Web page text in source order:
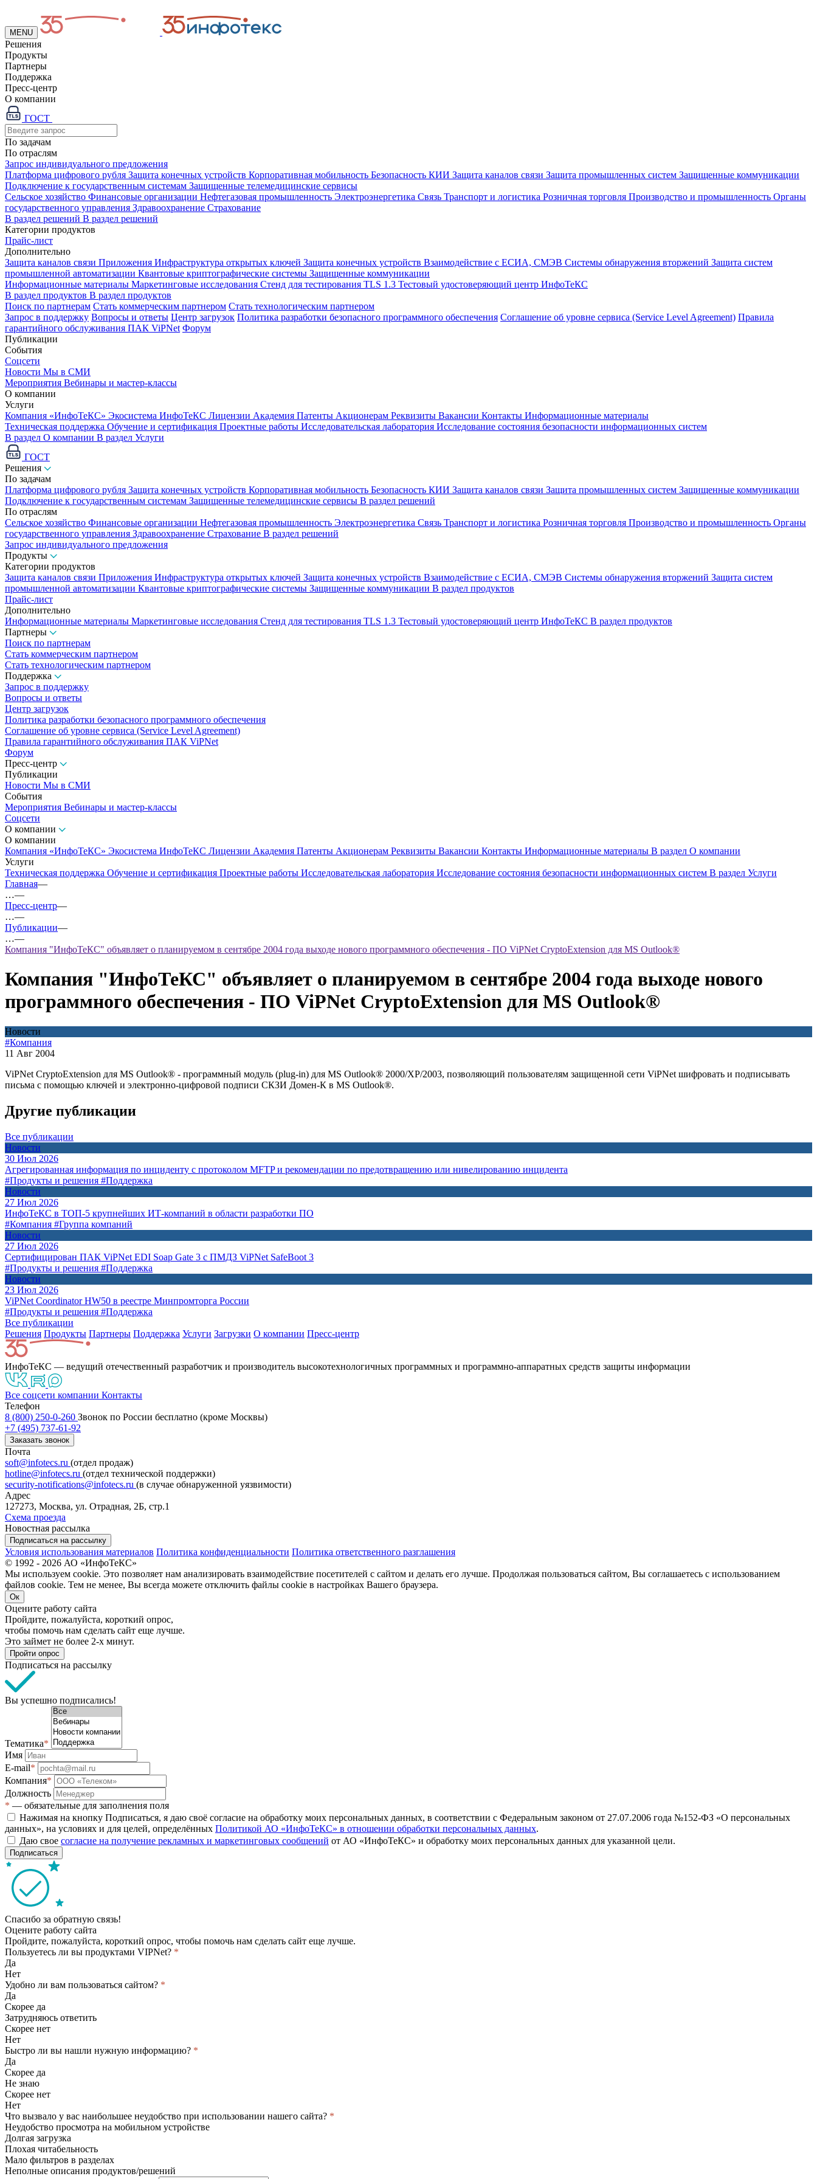
MENU
Решения
Продукты
Партнеры
Поддержка
Пресс-центр
О компании
ГОСТ
По задачам
По отраслям
Запрос индивидуального предложения
Платформа цифрового рубля Защита конечных устройств Корпоративная мобильность Безопасность КИИ Защита каналов связи Защита промышленных систем Защищенные коммуникации
Подключение к государственным системам Защищенные телемедицинские сервисы
Сельское хозяйство Финансовые организации Нефтегазовая промышленность Электроэнергетика Связь Транспорт и логистика Розничная торговля Производство и промышленность Органы
государственного управления Здравоохранение Страхование
В раздел решений В раздел решений
Категории продуктов
Прайс-лист
Дополнительно
Защита каналов связи Приложения Инфраструктура открытых ключей Защита конечных устройств Взаимодействие с ЕСИА, СМЭВ Системы обнаружения вторжений Защита систем
промышленной автоматизации Квантовые криптографические системы Защищенные коммуникации
Информационные материалы Маркетинговые исследования Стенд для тестирования TLS 1.3 Тестовый удостоверяющий центр ИнфоТеКС
В раздел продуктов В раздел продуктов
Поиск по партнерам Стать коммерческим партнером Стать технологическим партнером
Запрос в поддержку Вопросы и ответы Центр загрузок Политика разработки безопасного программного обеспечения Соглашение об уровне сервиса (Service Level Agreement) Правила
гарантийного обслуживания ПАК ViPNet Форум
Публикации
События
Соцсети
Новости Мы в СМИ
Мероприятия Вебинары и мастер-классы
О компании
Услуги
Компания «ИнфоТеКС» Экосистема ИнфоТеКС Лицензии Академия Патенты Акционерам Реквизиты Вакансии Контакты Информационные материалы
Техническая поддержка Обучение и сертификация Проектные работы Исследовательская лаборатория Исследование состояния безопасности информационных систем
В раздел О компании В раздел Услуги
ГОСТ
Решения
По задачам
Платформа цифрового рубля Защита конечных устройств Корпоративная мобильность Безопасность КИИ Защита каналов связи Защита промышленных систем Защищенные коммуникации
Подключение к государственным системам Защищенные телемедицинские сервисы В раздел решений
По отраслям
Сельское хозяйство Финансовые организации Нефтегазовая промышленность Электроэнергетика Связь Транспорт и логистика Розничная торговля Производство и промышленность Органы
государственного управления Здравоохранение Страхование В раздел решений
Запрос индивидуального предложения
Продукты
Категории продуктов
Защита каналов связи Приложения Инфраструктура открытых ключей Защита конечных устройств Взаимодействие с ЕСИА, СМЭВ Системы обнаружения вторжений Защита систем
промышленной автоматизации Квантовые криптографические системы Защищенные коммуникации В раздел продуктов
Прайс-лист
Дополнительно
Информационные материалы Маркетинговые исследования Стенд для тестирования TLS 1.3 Тестовый удостоверяющий центр ИнфоТеКС В раздел продуктов
Партнеры
Поиск по партнерам
Стать коммерческим партнером
Стать технологическим партнером
Поддержка
Запрос в поддержку
Вопросы и ответы
Центр загрузок
Политика разработки безопасного программного обеспечения
Соглашение об уровне сервиса (Service Level Agreement)
Правила гарантийного обслуживания ПАК ViPNet
Форум
Пресс-центр
Публикации
Новости Мы в СМИ
События
Мероприятия Вебинары и мастер-классы
Соцсети
О компании
О компании
Компания «ИнфоТеКС» Экосистема ИнфоТеКС Лицензии Академия Патенты Акционерам Реквизиты Вакансии Контакты Информационные материалы В раздел О компании
Услуги
Техническая поддержка Обучение и сертификация Проектные работы Исследовательская лаборатория Исследование состояния безопасности информационных систем В раздел Услуги
Главная—
…—
Пресс-центр—
…—
Публикации—
…—
Компания "ИнфоТеКС" объявляет о планируемом в сентябре 2004 года выходе нового программного обеспечения - ПО ViPNet CryptoExtension для MS Outlook®
Компания "ИнфоТеКС" объявляет о планируемом в сентябре 2004 года выходе нового
программного обеспечения - ПО ViPNet CryptoExtension для MS Outlook®
Новости
#Компания
11 Авг 2004
ViPNet CryptoExtension для MS Outlook® - программный модуль (plug-in) для MS Outlook® 2000/XP/2003, позволяющий пользователям защищенной сети ViPNet шифровать и подписывать
письма с помощью ключей и электронно-цифровой подписи СКЗИ Домен-К в MS Outlook®.
Другие публикации
Все публикации
Новости
30 Июл 2026
Агрегированная информация по инциденту с протоколом MFTP и рекомендации по предотвращению или нивелированию инцидента
#Продукты и решения #Поддержка
Новости
27 Июл 2026
ИнфоТеКС в ТОП-5 крупнейших ИТ-компаний в области разработки ПО
#Компания #Группа компаний
Новости
27 Июл 2026
Сертифицирован ПАК ViPNet EDI Soap Gate 3 с ПМДЗ ViPNet SafeBoot 3
#Продукты и решения #Поддержка
Новости
23 Июл 2026
ViPNet Coordinator HW50 в реестре Минпромторга России
#Продукты и решения #Поддержка
Все публикации
Решения Продукты Партнeры Поддержка Услуги Загрузки О компании Пресс-центр
ИнфоТеКС — ведущий отечественный разработчик и производитель высокотехнологичных программных и программно-аппаратных средств защиты информации
Все соцсети компании Контакты
Телефон
8 (800) 250-0-260 Звонок по России бесплатно (кроме Москвы)
+7 (495) 737-61-92
Заказать звонок
Почта
soft@infotecs.ru (отдел продаж)
hotline@infotecs.ru (отдел технической поддержки)
security-notifications@infotecs.ru (в случае обнаруженной уязвимости)
Адрес
127273, Москва, ул. Отрадная, 2Б, стр.1
Схема проезда
Новостная рассылка
Подписаться на рассылку
Условия использования материалов Политика конфиденциальности Политика ответственного разглашения
© 1992 - 2026 АО «ИнфоТеКС»
Мы используем cookie. Это позволяет нам анализировать взаимодействие посетителей с сайтом и делать его лучше. Продолжая пользоваться сайтом, Вы соглашаетесь с использованием
файлов cookie. Тем не менее, Вы всегда можете отключить файлы cookie в настройках Вашего браузера.
Ок
Оцените работу сайта
Пройдите, пожалуйста, короткий опрос,
чтобы помочь нам сделать сайт еще лучше.
Это займет не более 2-х минут.
Пройти опрос
Подписаться на рассылку
Вы успешно подписались!
Тематика*
Имя
E-mail*
Компания*
Должность
* — обязательные для заполнения поля
Нажимая на кнопку Подписаться, я даю своё согласие на обработку моих персональных данных, в соответствии с Федеральным законом от 27.07.2006 года №152-ФЗ «О персональных
данных», на условиях и для целей, определённых Политикой АО «ИнфоТеКС» в отношении обработки персональных данных.
Даю свое согласие на получение рекламных и маркетинговых сообщений от АО «ИнфоТеКС» и обработку моих персональных данных для указанной цели.
Подписаться
Спасибо за обратную связь!
Оцените работу сайта
Пройдите, пожалуйста, короткий опрос, чтобы помочь нам сделать сайт еще лучше.
Пользуетесь ли вы продуктами VIPNet? *
Да
Нет
Удобно ли вам пользоваться сайтом? *
Да
Скорее да
Затрудняюсь ответить
Скорее нет
Нет
Быстро ли вы нашли нужную информацию? *
Да
Скорее да
Не знаю
Скорее нет
Нет
Что вызвало у вас наибольшее неудобство при использовании нашего сайта? *
Неудобство просмотра на мобильном устройстве
Долгая загрузка
Плохая читабельность
Мало фильтров в разделах
Неполные описания продуктов/решений